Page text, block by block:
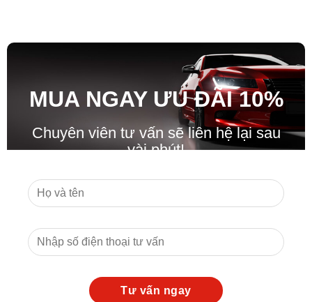
MUA NGAY ƯU ĐÃI10%
Chuyên viên tư vấn sẽ liên hệ lại sau
vài phút!